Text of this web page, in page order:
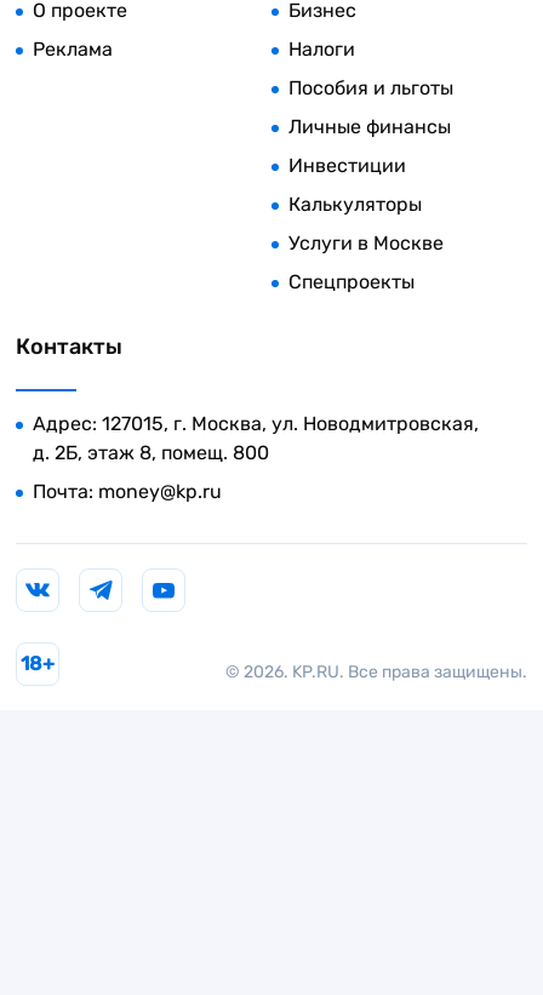
О проекте
Реклама
Бизнес
Налоги
Пособия и льготы
Личные финансы
Инвестиции
Калькуляторы
Услуги в Москве
Спецпроекты
Контакты
Адрес: 127015, г. Москва, ул. Новодмитровская,
д. 2Б, этаж 8, помещ. 800
Почта: money@kp.ru
© 2026. KP.RU. Все права защищены.
18+